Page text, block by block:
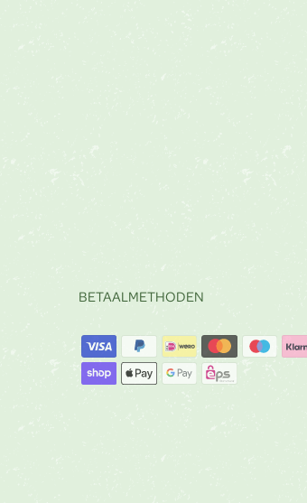
BETAALMETHODEN